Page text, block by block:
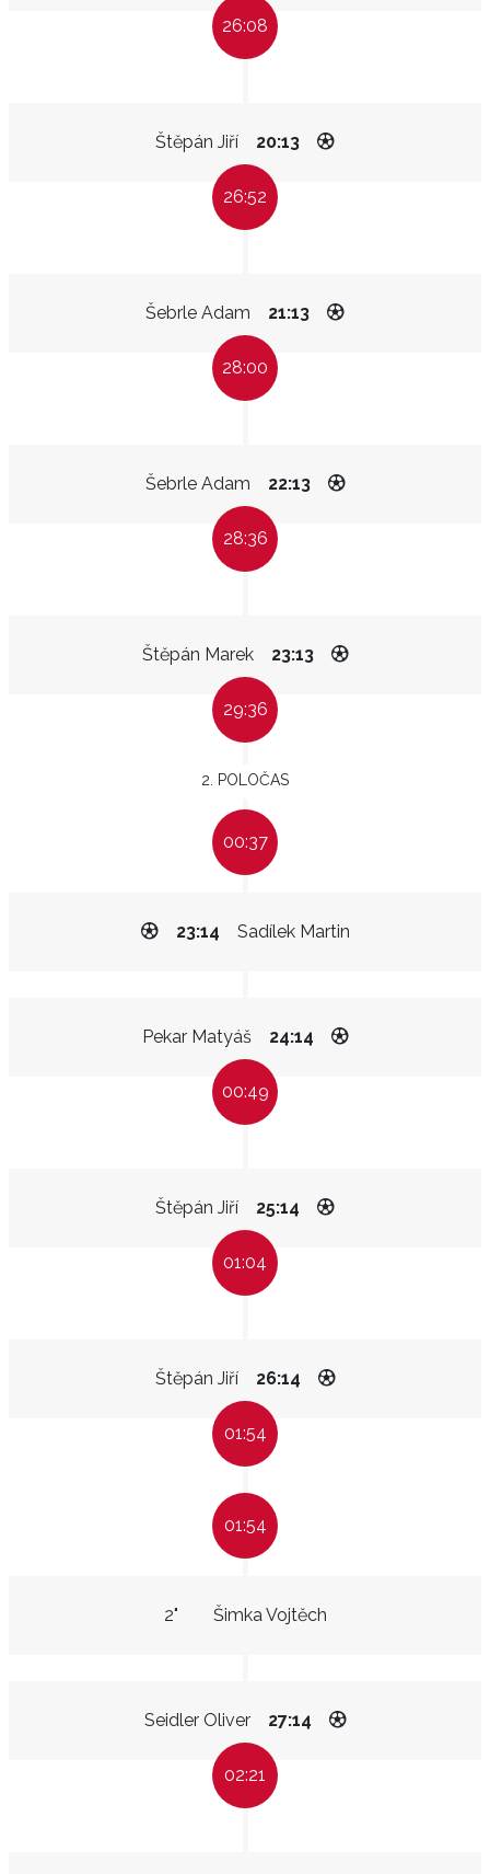
26:08
Štěpán Jiří 20:13
26:52
Šebrle Adam 21:13
28:00
Šebrle Adam 22:13
28:36
Štěpán Marek 23:13
29:36
2. POLOČAS
00:37
Sadílek Martin
23:14
Pekar Matyáš 24:14
00:49
Štěpán Jiří 25:14
01:04
Štěpán Jiří 26:14
01:54
01:54
Šimka Vojtěch
2"
Seidler Oliver 27:14
02:21